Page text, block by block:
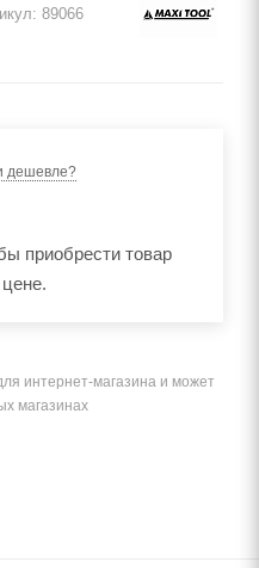
89066
дешевле?
приобрести товар
интернет-магазина и может
магазинах